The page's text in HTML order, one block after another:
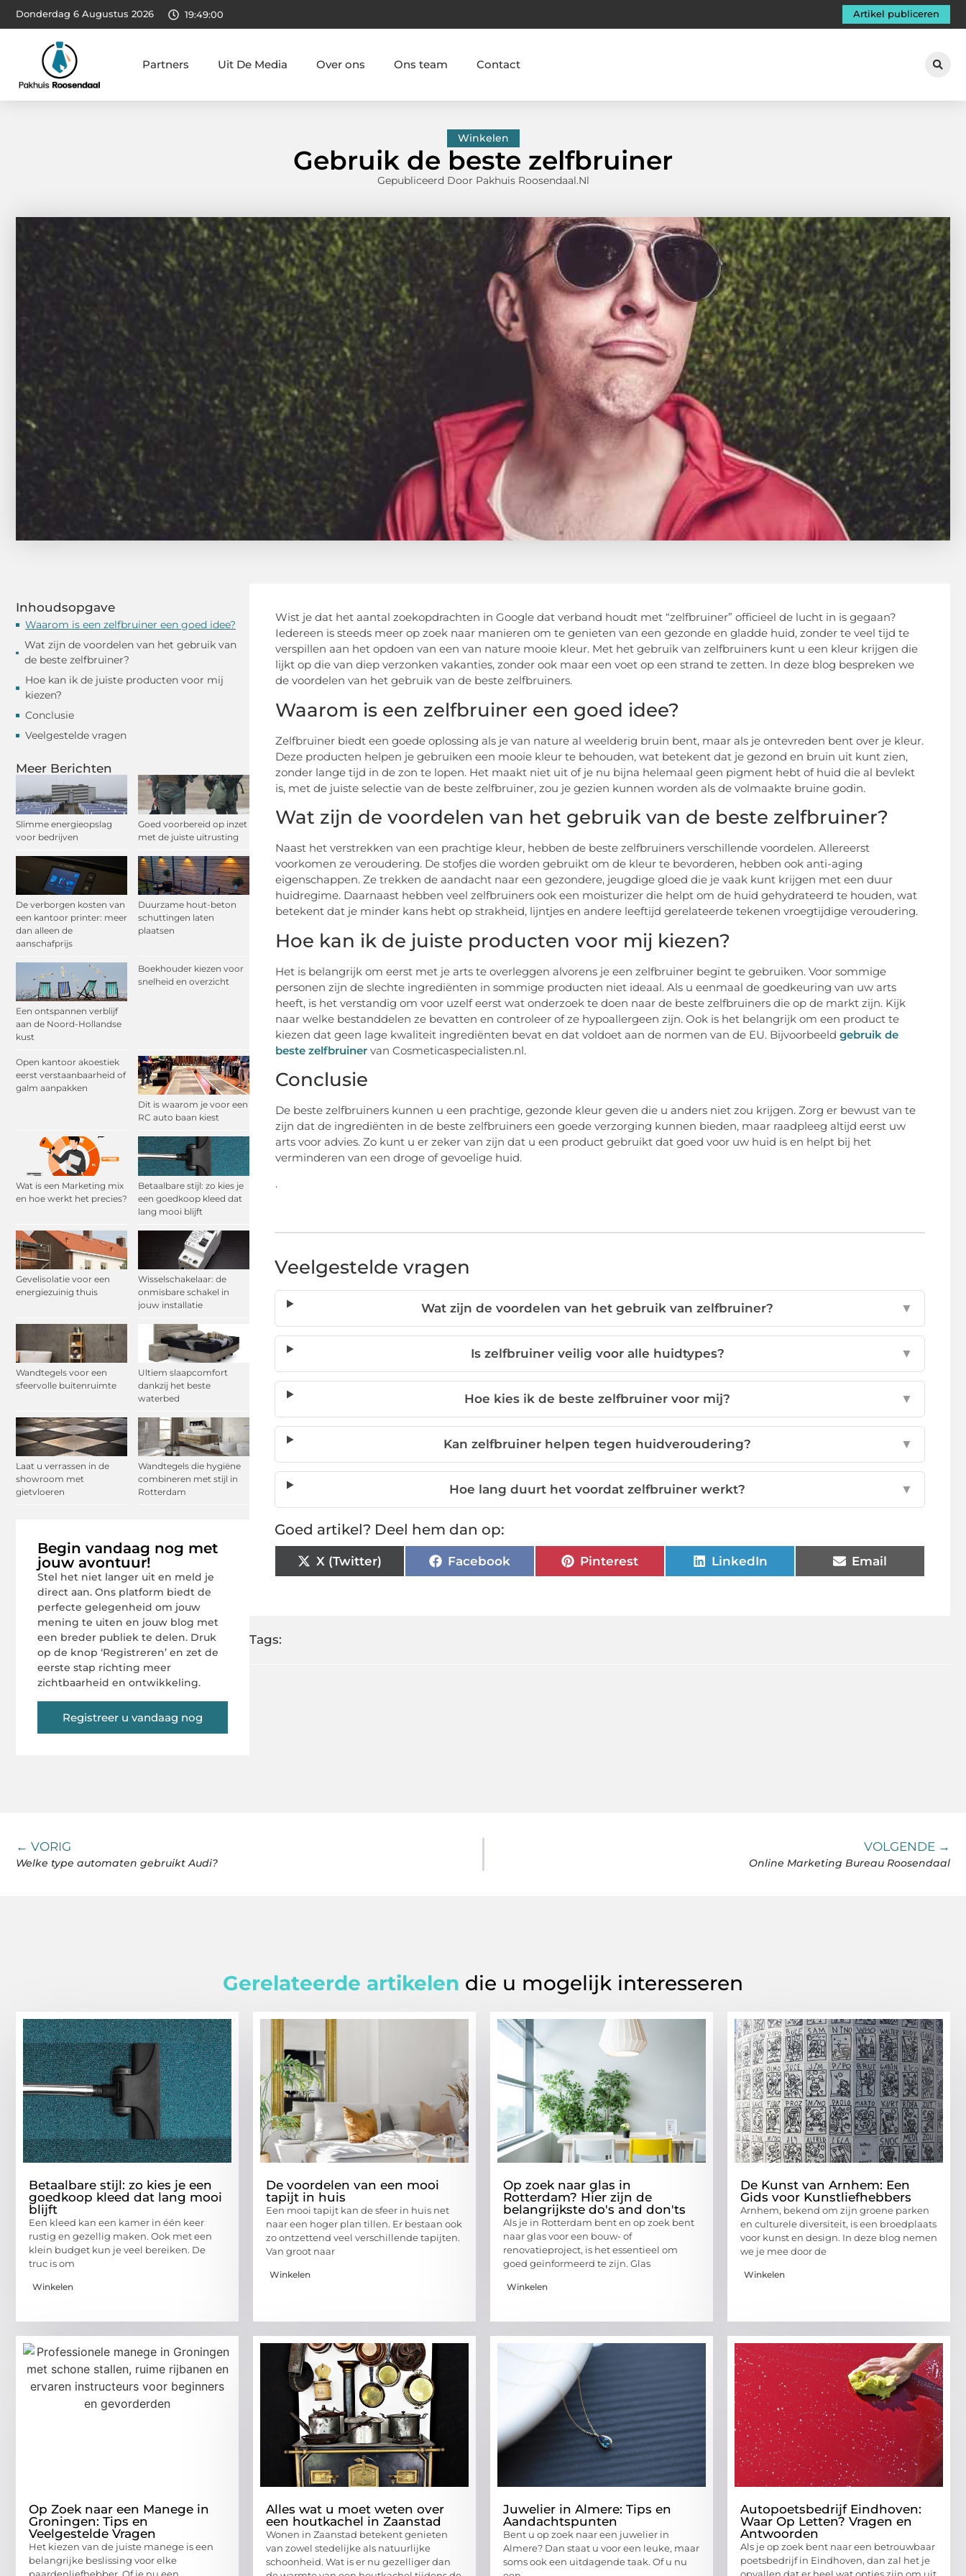
Donderdag 6 Augustus 2026 19:49:01 Artikel publiceren
Partners Uit De Media Over ons Ons team Contact
Winkelen
Gebruik de beste zelfbruiner
Gepubliceerd Door Pakhuis Roosendaal.nl
Inhoudsopgave
Waarom is een zelfbruiner een goed idee?
Wat zijn de voordelen van het gebruik van
de beste zelfbruiner?
Hoe kan ik de juiste producten voor mij
kiezen?
Conclusie
Veelgestelde vragen
Meer Berichten
Slimme energieopslag
voor bedrijven
Goed voorbereid op inzet
met de juiste uitrusting
De verborgen kosten van
een kantoor printer: meer
dan alleen de
aanschafprijs
Duurzame hout-beton
schuttingen laten
plaatsen
Een ontspannen verblijf
aan de Noord-Hollandse
kust
Boekhouder kiezen voor
snelheid en overzicht
Open kantoor akoestiek
eerst verstaanbaarheid of
galm aanpakken
Dit is waarom je voor een
RC auto baan kiest
Wat is een Marketing mix
en hoe werkt het precies?
Betaalbare stijl: zo kies je
een goedkoop kleed dat
lang mooi blijft
Gevelisolatie voor een
energiezuinig thuis
Wisselschakelaar: de
onmisbare schakel in
jouw installatie
Wandtegels voor een
sfeervolle buitenruimte
Ultiem slaapcomfort
dankzij het beste
waterbed
Laat u verrassen in de
showroom met
gietvloeren
Wandtegels die hygiëne
combineren met stijl in
Rotterdam
Begin vandaag nog met
jouw avontuur!
Stel het niet langer uit en meld je
direct aan. Ons platform biedt de
perfecte gelegenheid om jouw
mening te uiten en jouw blog met
een breder publiek te delen. Druk
op de knop ‘Registreren’ en zet de
eerste stap richting meer
zichtbaarheid en ontwikkeling.
Registreer u vandaag nog
Wist je dat het aantal zoekopdrachten in Google dat verband houdt met “zelfbruiner” officieel de lucht in is gegaan?
Iedereen is steeds meer op zoek naar manieren om te genieten van een gezonde en gladde huid, zonder te veel tijd te
verspillen aan het opdoen van een van nature mooie kleur. Met het gebruik van zelfbruiners kunt u een kleur krijgen die
lijkt op die van diep verzonken vakanties, zonder ook maar een voet op een strand te zetten. In deze blog bespreken we
de voordelen van het gebruik van de beste zelfbruiners.
Waarom is een zelfbruiner een goed idee?
Zelfbruiner biedt een goede oplossing als je van nature al weelderig bruin bent, maar als je ontevreden bent over je kleur.
Deze producten helpen je gebruiken een mooie kleur te behouden, wat betekent dat je gezond en bruin uit kunt zien,
zonder lange tijd in de zon te lopen. Het maakt niet uit of je nu bijna helemaal geen pigment hebt of huid die al bevlekt
is, met de juiste selectie van de beste zelfbruiner, zou je gezien kunnen worden als de volmaakte bruine godin.
Wat zijn de voordelen van het gebruik van de beste zelfbruiner?
Naast het verstrekken van een prachtige kleur, hebben de beste zelfbruiners verschillende voordelen. Allereerst
voorkomen ze veroudering. De stofjes die worden gebruikt om de kleur te bevorderen, hebben ook anti-aging
eigenschappen. Ze trekken de aandacht naar een gezondere, jeugdige gloed die je vaak kunt krijgen met een duur
huidregime. Daarnaast hebben veel zelfbruiners ook een moisturizer die helpt om de huid gehydrateerd te houden, wat
betekent dat je minder kans hebt op strakheid, lijntjes en andere leeftijd gerelateerde tekenen vroegtijdige veroudering.
Hoe kan ik de juiste producten voor mij kiezen?
Het is belangrijk om eerst met je arts te overleggen alvorens je een zelfbruiner begint te gebruiken. Voor sommige
personen zijn de slechte ingrediënten in sommige producten niet ideaal. Als u eenmaal de goedkeuring van uw arts
heeft, is het verstandig om voor uzelf eerst wat onderzoek te doen naar de beste zelfbruiners die op de markt zijn. Kijk
naar welke bestanddelen ze bevatten en controleer of ze hypoallergeen zijn. Ook is het belangrijk om een product te
kiezen dat geen lage kwaliteit ingrediënten bevat en dat voldoet aan de normen van de EU. Bijvoorbeeld gebruik de
beste zelfbruiner van Cosmeticaspecialisten.nl.
Conclusie
De beste zelfbruiners kunnen u een prachtige, gezonde kleur geven die u anders niet zou krijgen. Zorg er bewust van te
zijn dat de ingrediënten in de beste zelfbruiners een goede verzorging kunnen bieden, maar raadpleeg altijd eerst uw
arts voor advies. Zo kunt u er zeker van zijn dat u een product gebruikt dat goed voor uw huid is en helpt bij het
verminderen van een droge of gevoelige huid.
.
Veelgestelde vragen
Wat zijn de voordelen van het gebruik van zelfbruiner? ▼
Is zelfbruiner veilig voor alle huidtypes? ▼
Hoe kies ik de beste zelfbruiner voor mij? ▼
Kan zelfbruiner helpen tegen huidveroudering? ▼
Hoe lang duurt het voordat zelfbruiner werkt? ▼
Goed artikel? Deel hem dan op:
X (Twitter) Facebook Pinterest LinkedIn Email
Tags:
← VORIG
Welke type automaten gebruikt Audi?
VOLGENDE →
Online Marketing Bureau Roosendaal
Gerelateerde artikelen die u mogelijk interesseren
Betaalbare stijl: zo kies je een
goedkoop kleed dat lang mooi
blijft
Een kleed kan een kamer in één keer
rustig en gezellig maken. Ook met een
klein budget kun je veel bereiken. De
truc is om
Winkelen
De voordelen van een mooi
tapijt in huis
Een mooi tapijt kan de sfeer in huis net
naar een hoger plan tillen. Er bestaan ook
zo ontzettend veel verschillende tapijten.
Van groot naar
Winkelen
Op zoek naar glas in
Rotterdam? Hier zijn de
belangrijkste do's and don'ts
Als je in Rotterdam bent en op zoek bent
naar glas voor een bouw- of
renovatieproject, is het essentieel om
goed geïnformeerd te zijn. Glas
Winkelen
De Kunst van Arnhem: Een
Gids voor Kunstliefhebbers
Arnhem, bekend om zijn groene parken
en culturele diversiteit, is een broedplaats
voor kunst en design. In deze blog nemen
we je mee door de
Winkelen
Op Zoek naar een Manege in
Groningen: Tips en
Veelgestelde Vragen
Het kiezen van de juiste manege is een
belangrijke beslissing voor elke
Alles wat u moet weten over
een houtkachel in Zaanstad
Wonen in Zaanstad betekent genieten
van zowel stedelijke als natuurlijke
schoonheid. Wat is er nu gezelliger dan
Juwelier in Almere: Tips en
Aandachtspunten
Bent u op zoek naar een juwelier in
Almere? Dan staat u voor een leuke, maar
soms ook een uitdagende taak. Of u nu
Autopoetsbedrijf Eindhoven:
Waar Op Letten? Vragen en
Antwoorden
Als je op zoek bent naar een betrouwbaar
poetsbedrijf in Eindhoven, dan zal het je